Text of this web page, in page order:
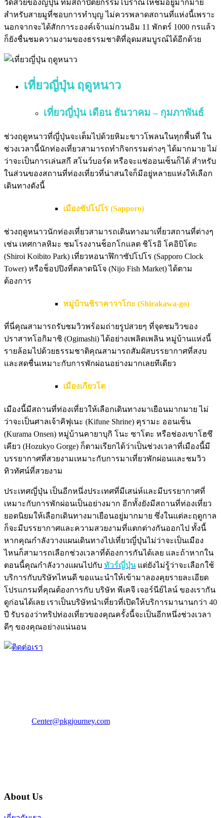
วัดสวยของญี่ปุ่น ที่มีสถาปัตยกรรมโบราณให้ชมอยู่มากมาย
สำหรับสายมูที่ชอบการทำบุญ ไม่ควรพลาดสถานที่แห่งนี้เพราะ
นอกจากจะได้สักการะองค์เจ้าแม่กวนอิม 11 พักตร์ 1000 กรแล้ว
ก็ยังชื่นชมความงามของธรรมชาติที่อุดมสมบูรณ์ได้อีกด้วย
เที่ยวญี่ปุ่น ฤดูหนาว
เที่ยวญี่ปุ่น เดือน ธันวาคม – กุมภาพันธ์
ช่วงฤดูหนาวที่ญี่ปุ่นจะเต็มไปด้วยหิมะขาวโพลนในทุกพื้นที่ ใน
ช่วงเวลานี้นักท่องเที่ยวสามารถทำกิจกรรมต่างๆ ได้มากมาย ไม่
ว่าจะเป็นการเล่นสกี สโนว์บอร์ด หรือจะแช่ออนเซ็นก็ได้ สำหรับ
ในส่วนของสถานที่ท่องเที่ยวที่น่าสนใจก็มีอยู่หลายแห่งให้เลือก
เดินทางดังนี้
เมืองซัปโปโร (Sapporo)
ช่วงฤดูหนาวนักท่องเที่ยวสามารถเดินทางมาเที่ยวสถานที่ต่างๆ
เช่น เทศกาลหิมะ ชมโรงงานช็อกโกแลต ชิโรอิ โคอิบิโตะ
(Shiroi Koibito Park) เที่ยวหอนาฬิกาซัปโปโร (Sapporo Clock
Tower) หรือช็อปปิงที่ตลาดนิโจ (Nijo Fish Market) ได้ตาม
ต้องการ
หมู่บ้านชิราคาวาโกะ (Shirakawa-go)
ที่นี่คุณสามารถรับชมวิวพร้อมถ่ายรูปสวยๆ ที่จุดชมวิวของ
ปราสาทโอกิมาชิ (Ogimashi) ได้อย่างเพลิดเพลิน หมู่บ้านแห่งนี้
รายล้อมไปด้วยธรรมชาติคุณสามารถสัมผัสบรรยากาศที่สงบ
และสดชื่นเหมาะกับการพักผ่อนอย่างมากเลยทีเดียว
เมืองเกียวโต
เมืองนี้มีสถานที่ท่องเที่ยวให้เลือกเดินทางมาเยือนมากมาย ไม่
ว่าจะเป็นศาลเจ้าคิฟุเนะ (Kifune Shrine) คุรามะ ออนเซ็น
(Kurama Onsen) หมู่บ้านคายาบุกิ โนะ ซาโตะ หรือช่องเขาโฮซึ
เคียว (Hozukyo Gorge) ก็ตามเรียกได้ว่าเป็นช่วงเวลาที่เมืองนี้มี
บรรยากาศที่สวยงามเหมาะกับการมาเที่ยวพักผ่อนและชมวิว
ทิวทัศน์ที่สวยงาม
ประเทศญี่ปุ่น เป็นอีกหนึ่งประเทศที่มีเสน่ห์และมีบรรยากาศที่
เหมาะกับการพักผ่อนเป็นอย่างมาก อีกทั้งยังมีสถานที่ท่องเที่ยว
ยอดนิยมให้เลือกเดินทางมาเยือนอยู่มากมาย ซึ่งในแต่ละฤดูกาล
ก็จะมีบรรยากาศและความสวยงามที่แตกต่างกันออกไป ทั้งนี้
หากคุณกำลังวางแผนเดินทางไปเที่ยวญี่ปุ่นไม่ว่าจะเป็นเมือง
ไหนก็สามารถเลือกช่วงเวลาที่ต้องการกันได้เลย และถ้าหากใน
ตอนนี้คุณกำลังวางแผนไปกับ ทัวร์ญี่ปุ่นแต่ยังไม่รู้ว่าจะเลือกใช้
บริการกับบริษัทไหนดี ขอแนะนำให้เข้ามาลองคุยรายละเอียด
โปรแกรมที่คุณต้องการกับ บริษัท พีเคจี เจอร์นีย์ไลน์ ของเรากัน
ดูก่อนได้เลย เราเป็นบริษัทนำเที่ยวที่เปิดให้บริการมานานกว่า 40
ปี รับรองว่าทริปท่องเที่ยวของคุณครั้งนี้จะเป็นอีกหนึ่งช่วงเวลา
ดีๆ ของคุณอย่างแน่นอน
Center@pkgjourney.com
About Us